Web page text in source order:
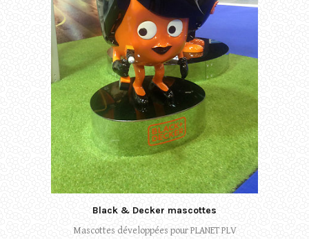
Black & Decker mascottes
Mascottes développées pour PLANET PLV